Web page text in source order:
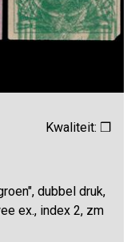
Kwaliteit: ❒
dubbel druk,
ex., index 2, zm